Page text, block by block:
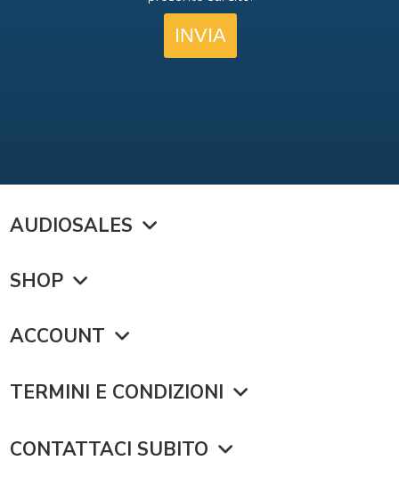
AUDIOSALES
SHOP
ACCOUNT
TERMINI E CONDIZIONI
CONTATTACI SUBITO